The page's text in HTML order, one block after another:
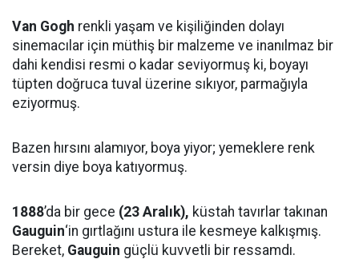
Van Gogh renkli yaşam ve kişiliğinden dolayı
sinemacılar için müthiş bir malzeme ve inanılmaz bir
dahi kendisi resmi o kadar seviyormuş ki, boyayı
tüpten doğruca tuval üzerine sıkıyor, parmağıyla
eziyormuş.
Bazen hırsını alamıyor, boya yiyor; yemeklere renk
versin diye boya katıyormuş.
1888’da bir gece (23 Aralık), küstah tavırlar takınan
Gauguin‘in gırtlağını ustura ile kesmeye kalkışmış.
Bereket, Gauguin güçlü kuvvetli bir ressamdı.